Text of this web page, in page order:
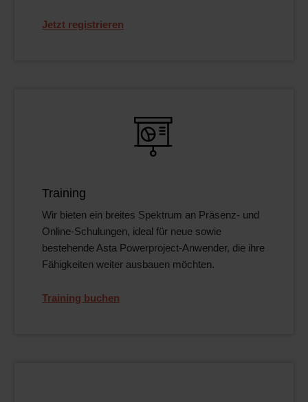
Jetzt registrieren
Training
Wir bieten ein breites Spektrum an Präsenz- und
Online-Schulungen, ideal für neue sowie
bestehende Asta Powerproject-Anwender, die ihre
Fähigkeiten weiter ausbauen möchten.
Training buchen